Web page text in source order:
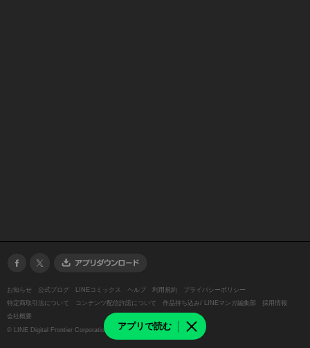
アプリで読む
お知らせ 公式ブログ LINEコミックス ヘルプ 利用規約
プライバシーポリシー
特定商取引法について
コンテンツ配信許諾について 作品持ち込み/ LINEマンガ編集部
採用情報
会社概要
© LINE Digital Frontier Corporation